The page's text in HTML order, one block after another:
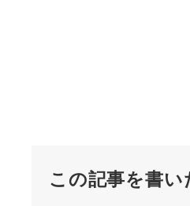
この記事を書い